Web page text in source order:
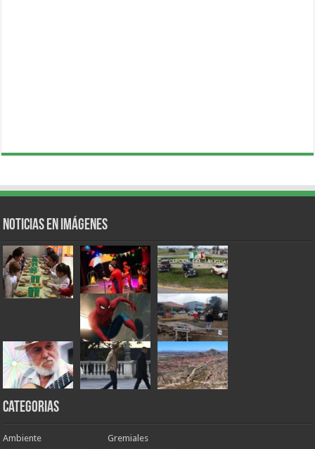
Noticias en Imágenes
Categorias
Ambiente Gremiales